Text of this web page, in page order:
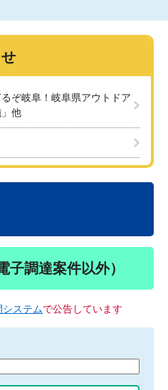
ぞ岐阜！岐阜県アウトドア
他
子調達案件以外）
システムで公告しています